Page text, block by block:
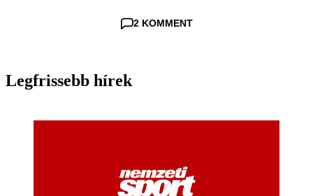
2 KOMMENT
Legfrissebb hírek